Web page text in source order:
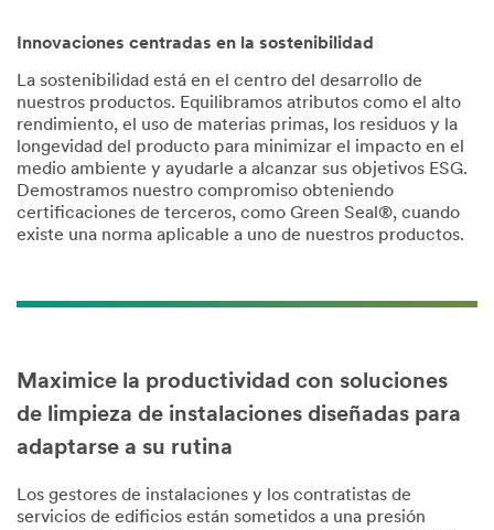
Innovaciones centradas en la sostenibilidad
La sostenibilidad está en el centro del desarrollo de
nuestros productos. Equilibramos atributos como el alto
rendimiento, el uso de materias primas, los residuos y la
longevidad del producto para minimizar el impacto en el
medio ambiente y ayudarle a alcanzar sus objetivos ESG.
Demostramos nuestro compromiso obteniendo
certificaciones de terceros, como Green Seal®, cuando
existe una norma aplicable a uno de nuestros productos.
Maximice la productividad con soluciones
de limpieza de instalaciones diseñadas para
adaptarse a su rutina
Los gestores de instalaciones y los contratistas de
servicios de edificios están sometidos a una presión